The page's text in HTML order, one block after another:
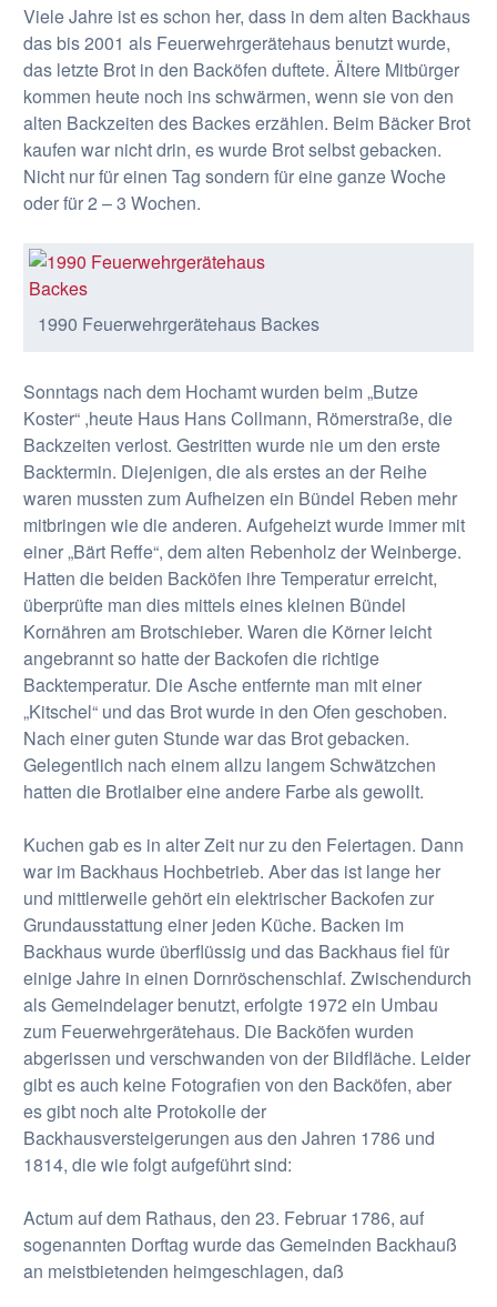
Viele Jahre ist es schon her, dass in dem alten Backhaus
das bis 2001 als Feuerwehrgerätehaus benutzt wurde,
das letzte Brot in den Backöfen duftete. Ältere Mitbürger
kommen heute noch ins schwärmen, wenn sie von den
alten Backzeiten des Backes erzählen. Beim Bäcker Brot
kaufen war nicht drin, es wurde Brot selbst gebacken.
Nicht nur für einen Tag sondern für eine ganze Woche
oder für 2 – 3 Wochen.
1990 Feuerwehrgerätehaus Backes
Sonntags nach dem Hochamt wurden beim „Butze
Koster“ ,heute Haus Hans Collmann, Römerstraße, die
Backzeiten verlost. Gestritten wurde nie um den erste
Backtermin. Diejenigen, die als erstes an der Reihe
waren mussten zum Aufheizen ein Bündel Reben mehr
mitbringen wie die anderen. Aufgeheizt wurde immer mit
einer „Bärt Reffe“, dem alten Rebenholz der Weinberge.
Hatten die beiden Backöfen ihre Temperatur erreicht,
überprüfte man dies mittels eines kleinen Bündel
Kornähren am Brotschieber. Waren die Körner leicht
angebrannt so hatte der Backofen die richtige
Backtemperatur. Die Asche entfernte man mit einer
„Kitschel“ und das Brot wurde in den Ofen geschoben.
Nach einer guten Stunde war das Brot gebacken.
Gelegentlich nach einem allzu langem Schwätzchen
hatten die Brotlaiber eine andere Farbe als gewollt.
Kuchen gab es in alter Zeit nur zu den Feiertagen. Dann
war im Backhaus Hochbetrieb. Aber das ist lange her
und mittlerweile gehört ein elektrischer Backofen zur
Grundausstattung einer jeden Küche. Backen im
Backhaus wurde überflüssig und das Backhaus fiel für
einige Jahre in einen Dornröschenschlaf. Zwischendurch
als Gemeindelager benutzt, erfolgte 1972 ein Umbau
zum Feuerwehrgerätehaus. Die Backöfen wurden
abgerissen und verschwanden von der Bildfläche. Leider
gibt es auch keine Fotografien von den Backöfen, aber
es gibt noch alte Protokolle der
Backhausversteigerungen aus den Jahren 1786 und
1814, die wie folgt aufgeführt sind:
Actum auf dem Rathaus, den 23. Februar 1786, auf
sogenannten Dorftag wurde das Gemeinden Backhauß
an meistbietenden heimgeschlagen, daß